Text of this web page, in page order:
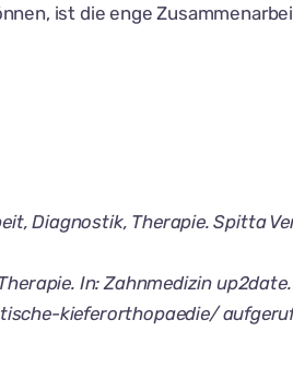
ist die enge
Diagnostik, Therapie. Spitta
In: Zahnmedizin up2date.
kieferorthopaedie/